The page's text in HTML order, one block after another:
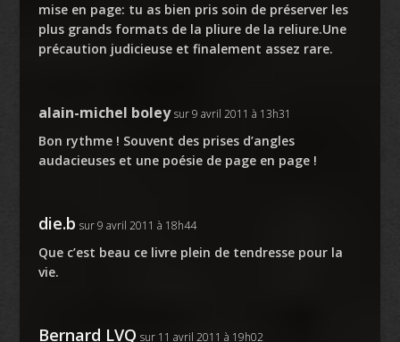
mise en page: tu as bien pris soin de préserver les
plus grands formats de la pliure de la reliure.Une
précaution judicieuse et finalement assez rare.
alain-michel boley sur 9 avril 2011 à 13h31
Bon rythme ! Souvent des prises d’angles
audacieuses et une poésie de page en page !
die.b sur 9 avril 2011 à 18h44
Que c’est beau ce livre plein de tendresse pour la
vie.
Bernard LVQ sur 11 avril 2011 à 19h02